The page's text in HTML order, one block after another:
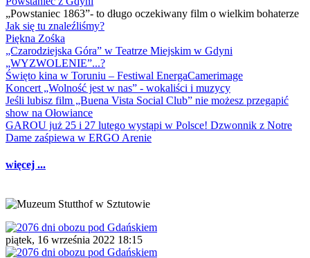
„Powstaniec 1863”- to długo oczekiwany film o wielkim bohaterze
Jak się tu znaleźliśmy?
Piękna Zośka
„Czarodziejska Góra” w Teatrze Miejskim w Gdyni
„WYZWOLENIE”...?
Święto kina w Toruniu – Festiwal EnergaCamerimage
Koncert „Wolność jest w nas” - wokaliści i muzycy
Jeśli lubisz film „Buena Vista Social Club” nie możesz przegapić
show na Ołowiance
GAROU już 25 i 27 lutego wystąpi w Polsce! Dzwonnik z Notre
Dame zaśpiewa w ERGO Arenie
więcej ...
piątek, 16 września 2022 18:15